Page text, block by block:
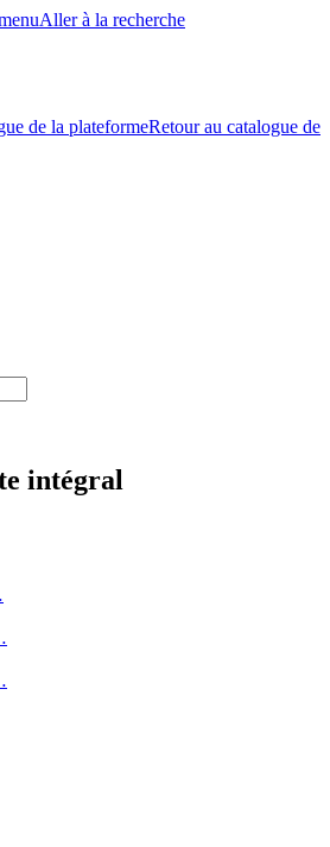
Aller à la recherche
Retour au catalogue de
intégral